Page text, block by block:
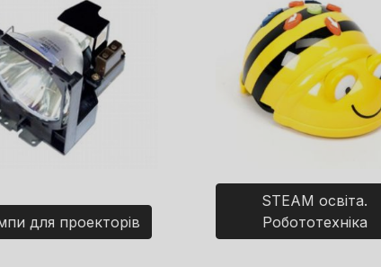
для проекторів
STEAM освіта.
Робототехніка